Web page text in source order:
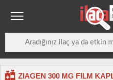
ZIAGEN 300 MG FILM